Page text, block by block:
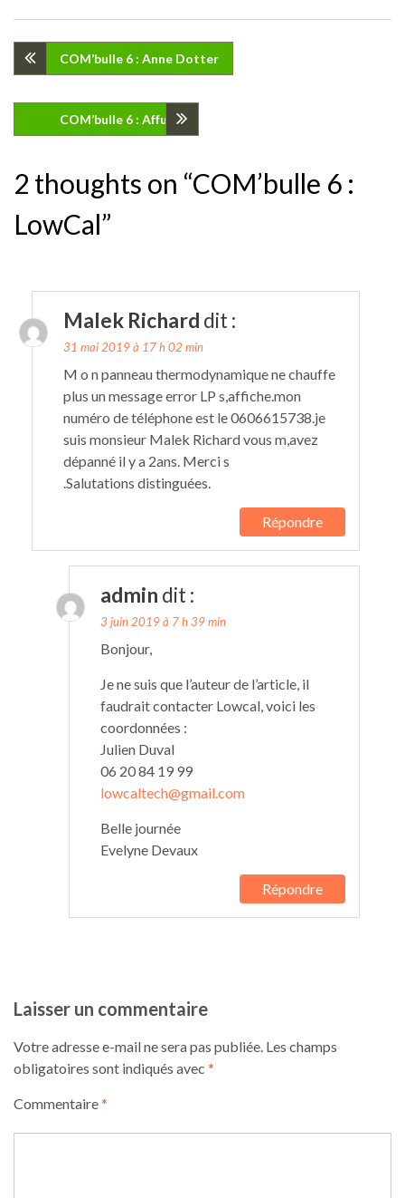
Navigation
de
l’article
COM’bulle 6 : Anne Dotter
COM’bulle 6 : Affuval
2 thoughts on “COM’bulle 6 :
LowCal”
Malek Richard dit :
31 mai 2019 à 17 h 02 min
M o n panneau thermodynamique ne chauffe
plus un message error LP s,affiche.mon
numéro de téléphone est le 0606615738.je
suis monsieur Malek Richard vous m,avez
dépanné il y a 2ans. Merci s
.Salutations distinguées.
Répondre
admin dit :
3 juin 2019 à 7 h 39 min
Bonjour,
Je ne suis que l’auteur de l’article, il
faudrait contacter Lowcal, voici les
coordonnées :
Julien Duval
06 20 84 19 99
lowcaltech@gmail.com
Belle journée
Evelyne Devaux
Répondre
Laisser un commentaire
Votre adresse e-mail ne sera pas publiée. Les champs
obligatoires sont indiqués avec *
Commentaire*